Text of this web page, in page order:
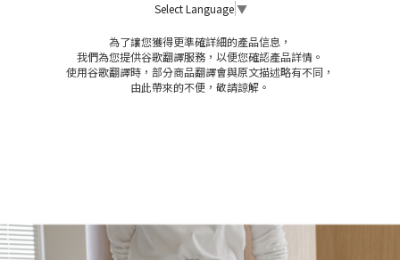
Select Language ▼
為了讓您獲得更準確詳細的產品信息，
我們為您提供谷歌翻譯服務，以便您確認產品詳情。
使用谷歌翻譯時，部分商品翻譯會與原文描述略有不同，
由此帶來的不便，敬請諒解。